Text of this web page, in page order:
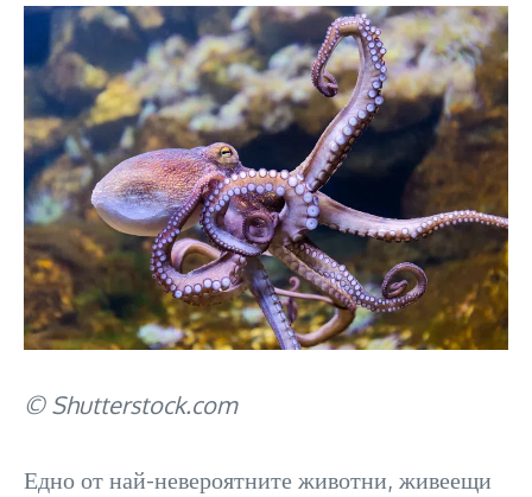
© Shutterstock.com
Едно от най-невероятните животни, живеещи